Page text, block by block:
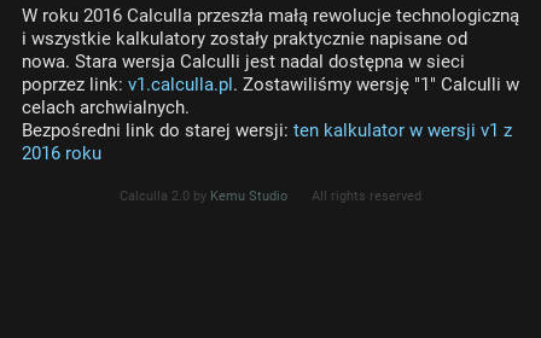
W roku 2016 Calculla przeszła małą rewolucje technologiczną
i wszystkie kalkulatory zostały praktycznie napisane od
nowa. Stara wersja Calculli jest nadal dostępna w sieci
poprzez link: v1.calculla.pl. Zostawiliśmy wersję "1" Calculli w
celach archwialnych.
Bezpośredni link do starej wersji: ten kalkulator w wersji v1 z
2016 roku
Calculla 2.0 by Kemu Studio All rights reserved